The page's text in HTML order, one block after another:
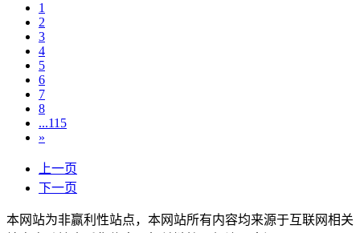
1
2
3
4
5
6
7
8
...115
»
上一页
下一页
本网站为非赢利性站点，本网站所有内容均来源于互联网相关